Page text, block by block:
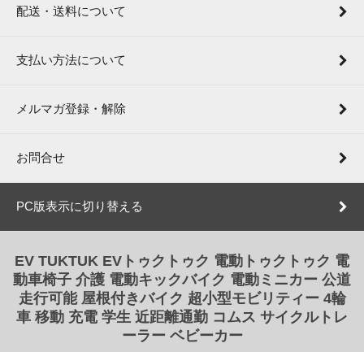
配送・送料について
支払い方法について
メルマガ登録・解除
お問合せ
PC版表示に切り替える
EV TUKTUK EVトゥクトゥク 電動トゥクトゥク 電
動車椅子 介護 電動キックバイク 電動ミニカー 公道
走行可能 屋根付きバイク 超小型モビリティー 4輪
車 移動 充電 学生 近距離通勤 コムス サイクルトレ
ーラー ベビーカー